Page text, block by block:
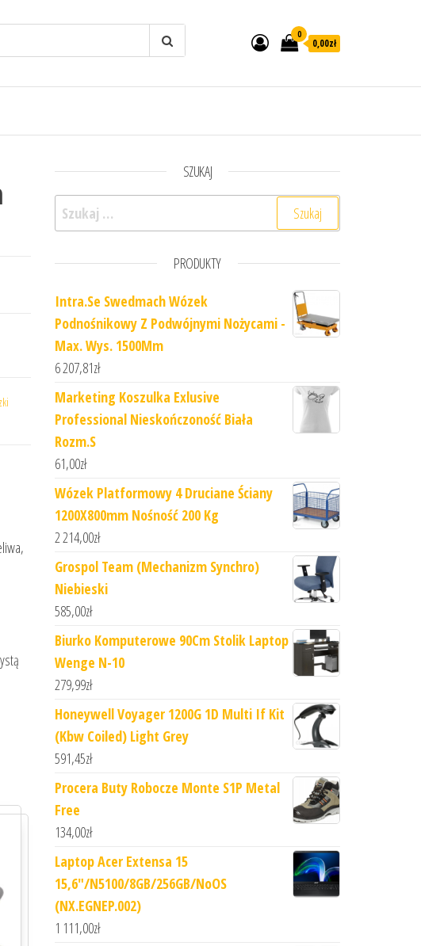
0
0,00zł
SZUKAJ
Szukaj:
PRODUKTY
Intra.Se Swedmach Wózek
Podnośnikowy Z Podwójnymi Nożycami -
Max. Wys. 1500Mm
6 207,81zł
Marketing Koszulka Exlusive
Professional Nieskończoność Biała
Rozm.S
61,00zł
Wózek Platformowy 4 Druciane Ściany
1200X800mm Nośność 200 Kg
2 214,00zł
Grospol Team (Mechanizm Synchro)
Niebieski
585,00zł
Biurko Komputerowe 90Cm Stolik Laptop
Wenge N-10
279,99zł
Honeywell Voyager 1200G 1D Multi If Kit
(Kbw Coiled) Light Grey
591,45zł
Procera Buty Robocze Monte S1P Metal
Free
134,00zł
Laptop Acer Extensa 15
15,6"/N5100/8GB/256GB/NoOS
(NX.EGNEP.002)
1 111,00zł